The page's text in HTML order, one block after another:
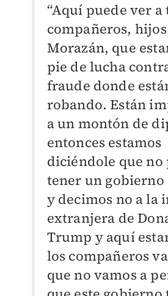
“Aquí puede ver a
compañeros,
Morazán, que
pie de lucha
fraude donde
robando. Están
a un montón de
entonces estamos
diciéndole que no
tener un gobierno
y decimos no a la
extranjera de
Trump y aquí
los compañeros
que no vamos a